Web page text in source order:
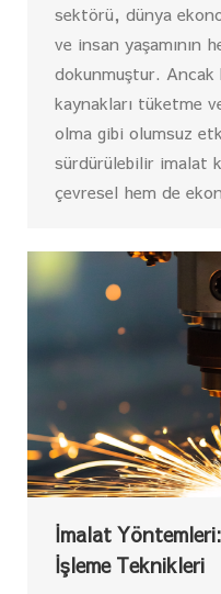
sektörü, dünya
ve insan yaşamının
dokunmuştur. Ancak
kaynakları tüketme
olma gibi olumsuz
sürdürülebilir imalat
çevresel hem de
İmalat
İşleme Teknikleri